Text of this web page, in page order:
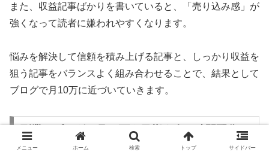
また、収益記事ばかりを書いていると、「売り込み感」が
強くなって読者に嫌われやすくなります。
悩みを解決して信頼を積み上げる記事と、しっかり収益を
狙う記事をバランスよく組み合わせることで、結果として
ブログで月10万に近づいていきます。
副業でブログで月10万を目指す人の時間配分イ
メージ
メニュー ホーム 検索 トップ サイドバー